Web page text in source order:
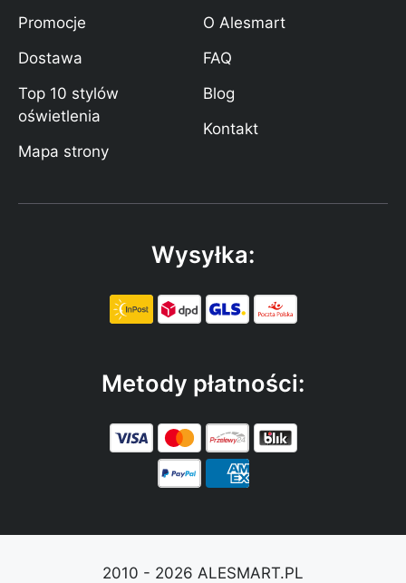
Promocje
Dostawa
Top 10 stylów
oświetlenia
Mapa strony
O Alesmart
FAQ
Blog
Kontakt
Wysyłka:
Metody płatności:
2010 - 2026 ALESMART.PL